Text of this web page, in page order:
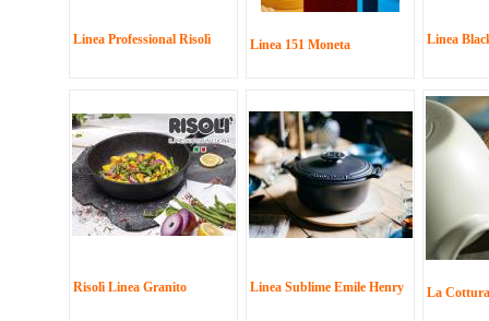
Linea Professional Risolì Linea 151 Moneta Linea
Risolì Linea Granito Linea Sublime Emile Henry La